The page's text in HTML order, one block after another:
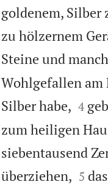
goldenem, Silber
zu hölzernem
Steine und
Wohlgefallen am
Silber habe,
4
zum heiligen
siebentausend
überziehen,
5